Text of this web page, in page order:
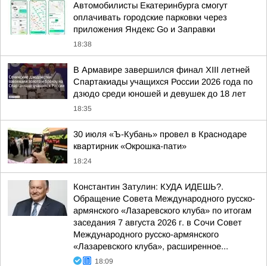
Автомобилисты Екатеринбурга смогут
оплачивать городские парковки через
приложения Яндекс Go и Заправки
18:38
В Армавире завершился финал XIII летней
Спартакиады учащихся России 2026 года по
дзюдо среди юношей и девушек до 18 лет
18:35
30 июля «Ъ-Кубань» провел в Краснодаре
квартирник «Окрошка-пати»
18:24
Константин Затулин: КУДА ИДЕШЬ?.
Обращение Совета Международного русско-
армянского «Лазаревского клуба» по итогам
заседания 7 августа 2026 г. в Сочи Совет
Международного русско-армянского
«Лазаревского клуба», расширенное...
18:09